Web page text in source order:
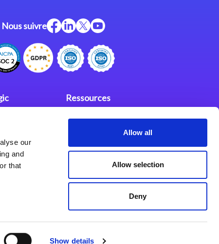
our
and
that
Show details
Allow all
Allow selection
Deny
Nous suivre
Ressources
Support
Partenaires